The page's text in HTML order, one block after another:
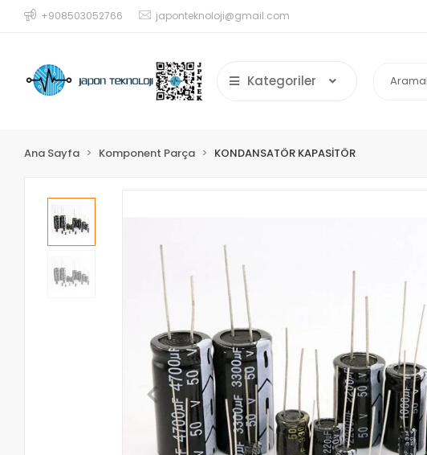
+908503052766 japonteknoloji@gmail.com
Kategoriler
Ana Sayfa Komponent Parça KONDANSATÖR KAPASİTÖR